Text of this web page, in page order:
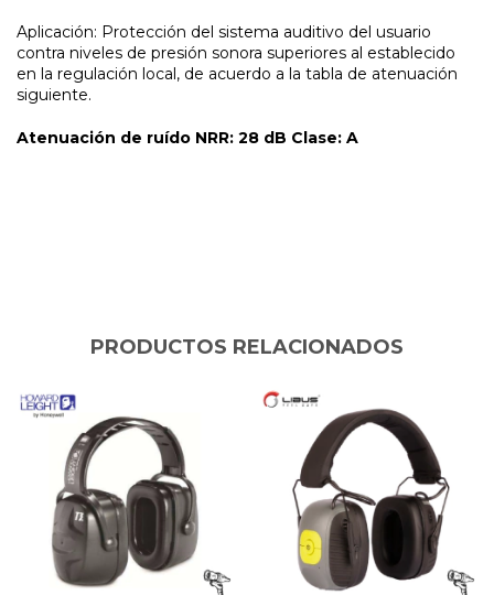
Aplicación: Protección del sistema auditivo del usuario
contra niveles de presión sonora superiores al establecido
en la regulación local, de acuerdo a la tabla de atenuación
siguiente.
Atenuación de ruído NRR: 28 dB Clase: A
PRODUCTOS RELACIONADOS